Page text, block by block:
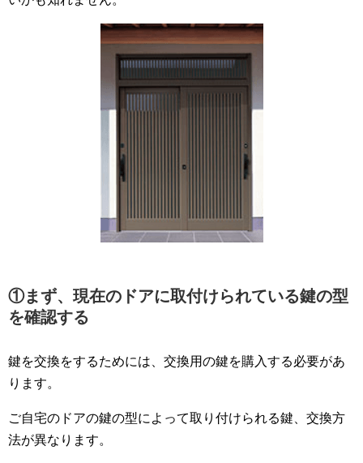
①まず、現在のドアに取付けられている鍵の型
を確認する
鍵を交換をするためには、交換用の鍵を購入する必要があ
ります。
ご自宅のドアの鍵の型によって取り付けられる鍵、交換方
法が異なります。